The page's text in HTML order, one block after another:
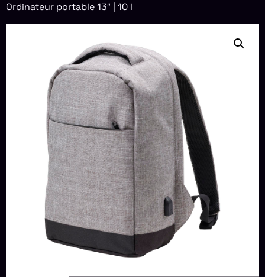
Ordinateur portable 13″ | 10 l